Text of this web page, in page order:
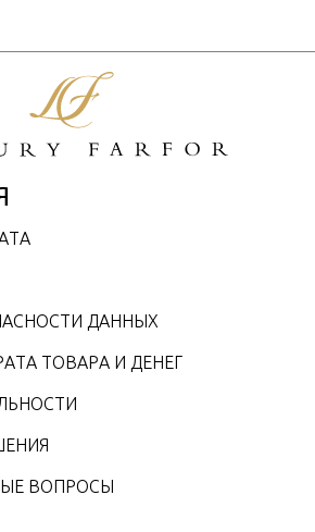
ДАННЫХ
ТОВАРА И ДЕНЕГ
ВОПРОСЫ